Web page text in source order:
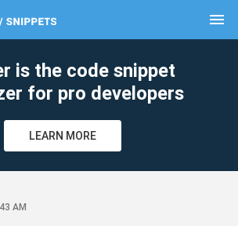
menu
is the code snippet
for pro developers
LEARN MORE
AM
clear